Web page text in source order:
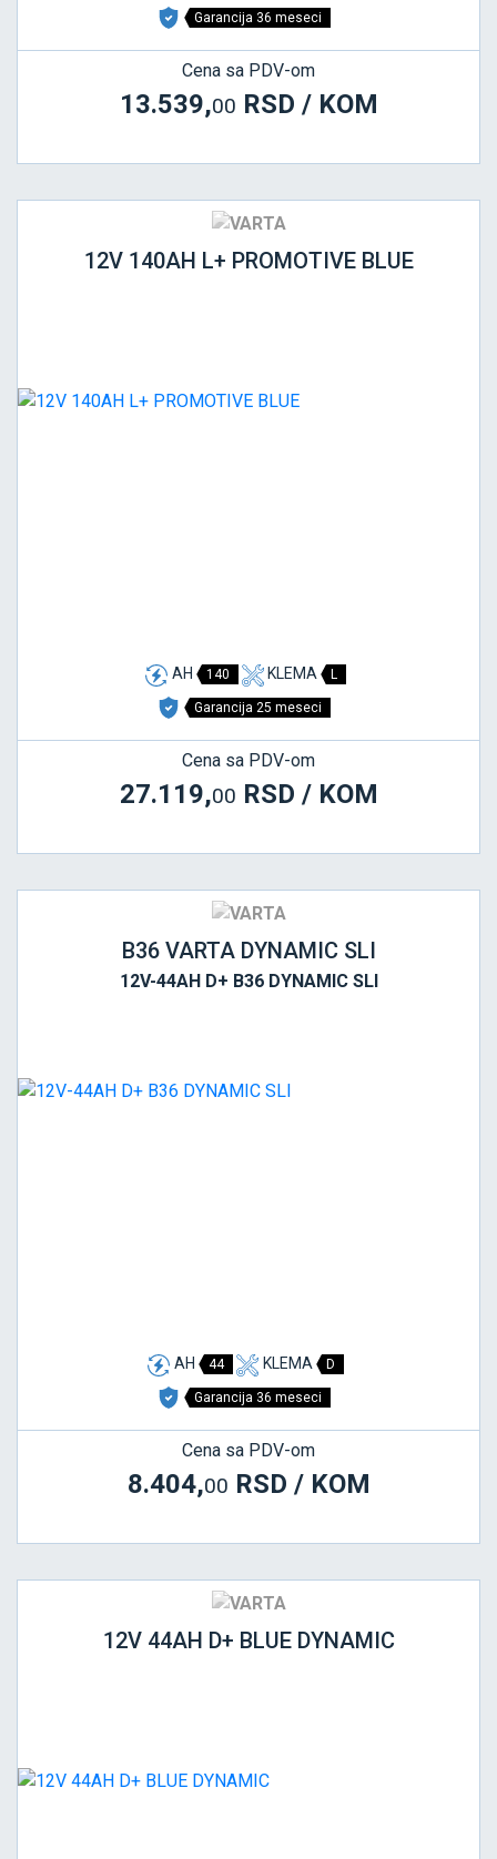
Garancija 36 meseci
Cena sa PDV-om
13.539,00 RSD / KOM
12V 140AH L+ PROMOTIVE BLUE
AH 140 KLEMA L
Garancija 25 meseci
Cena sa PDV-om
27.119,00 RSD / KOM
B36 VARTA DYNAMIC SLI
12V-44AH D+ B36 DYNAMIC SLI
AH 44 KLEMA D
Garancija 36 meseci
Cena sa PDV-om
8.404,00 RSD / KOM
12V 44AH D+ BLUE DYNAMIC